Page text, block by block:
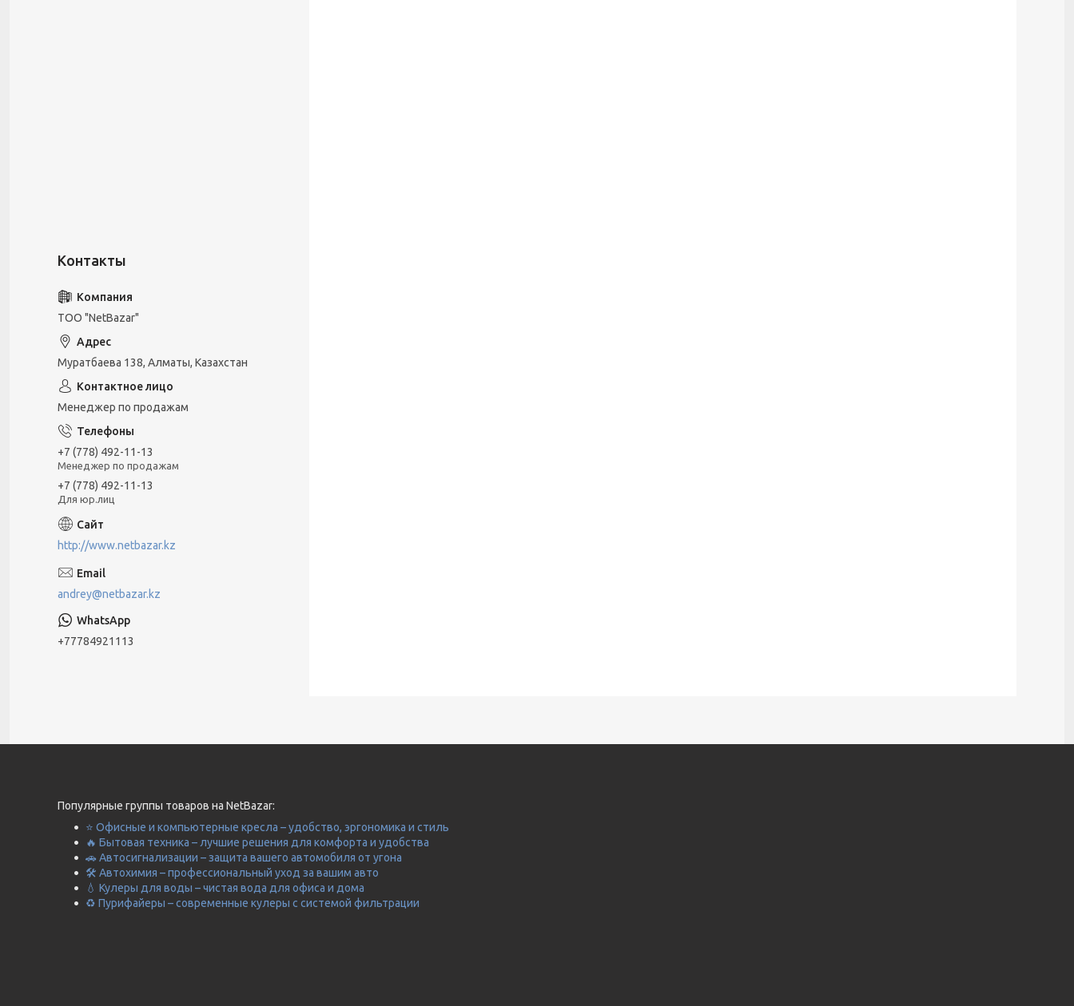
ТОО "NetBazar"
Муратбаева 138, Алматы, Казахстан
Менеджер по продажам
+7 (778) 492-11-13
Менеджер по продажам
+7 (778) 492-11-13
Для юр.лиц
http://www.netbazar.kz
andrey@netbazar.kz
+77784921113
Популярные группы товаров на NetBazar:
⭐ Офисные и компьютерные кресла – удобство, эргономика и стиль
🔥 Бытовая техника – лучшие решения для комфорта и удобства
🚗 Автосигнализации – защита вашего автомобиля от угона
🛠️ Автохимия – профессиональный уход за вашим авто
💧 Кулеры для воды – чистая вода для офиса и дома
♻️ Пурифайеры – современные кулеры с системой фильтрации